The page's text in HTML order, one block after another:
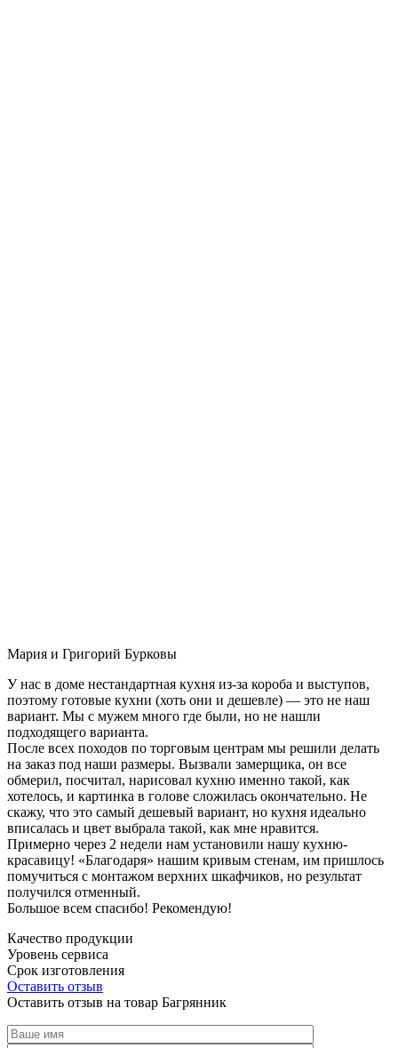
Мария и Григорий Бурковы
У нас в доме нестандартная кухня из-за короба и выступов,
поэтому готовые кухни (хоть они и дешевле) — это не наш
вариант. Мы с мужем много где были, но не нашли
подходящего варианта.
После всех походов по торговым центрам мы решили делать
на заказ под наши размеры. Вызвали замерщика, он все
обмерил, посчитал, нарисовал кухню именно такой, как
хотелось, и картинка в голове сложилась окончательно. Не
скажу, что это самый дешевый вариант, но кухня идеально
вписалась и цвет выбрала такой, как мне нравится.
Примерно через 2 недели нам установили нашу кухню-
красавицу! «Благодаря» нашим кривым стенам, им пришлось
помучиться с монтажом верхних шкафчиков, но результат
получился отменный.
Большое всем спасибо! Рекомендую!
Качество продукции
Уровень сервиса
Срок изготовления
Оставить отзыв
Оставить отзыв на товар Багрянник